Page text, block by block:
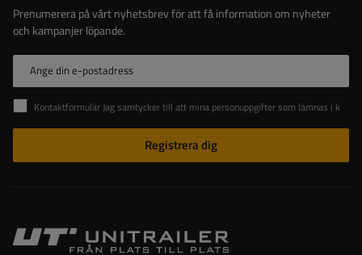
Prenumerera på vårt nyhetsbrev för att få information om nyheter
och kampanjer löpande.
Ange din e-postadress
Kontaktformulär Jag samtycker till att mina personuppgifter som lämnas i kontaktformuläret behandlas i enlighet med Europaparlamentets och rådets förordning (EU).
Registrera dig